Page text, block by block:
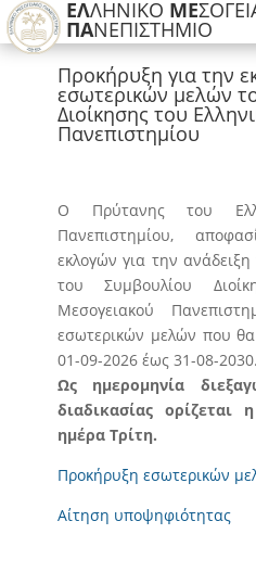
ΕΛΛΗΝΙΚΟ ΜΕ
ΠΑΝΕΠΙΣΤΗΜΙΟ
Προκήρυξη για την
εσωτερικών μελών
Διοίκησης του
Πανεπιστημίου
Ο Πρύτανης του
Πανεπιστημίου,
εκλογών για την
του Συμβουλίου
Μεσογειακού
εσωτερικών μελών που θα
01-09-2026 έως 31-08-2030.
Ως ημερομηνία
διαδικασίας ορίζεται
ημέρα Τρίτη.
Προκήρυξη εσωτερικών
Αίτηση υποψηφιότητας